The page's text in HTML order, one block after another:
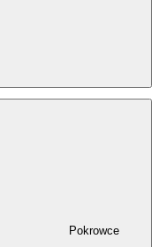
Pokrowce